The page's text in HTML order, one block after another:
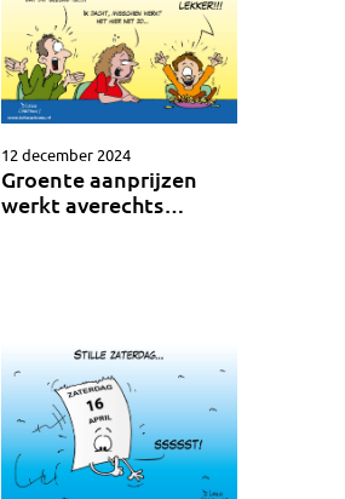
12 december 2024
Groente aanprijzen
werkt averechts…